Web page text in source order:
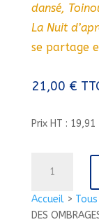
Accueil>
DES
dansé,
La Nuit
se partage
21,00 €
Prix HT : 19,91
LOUISE
DES